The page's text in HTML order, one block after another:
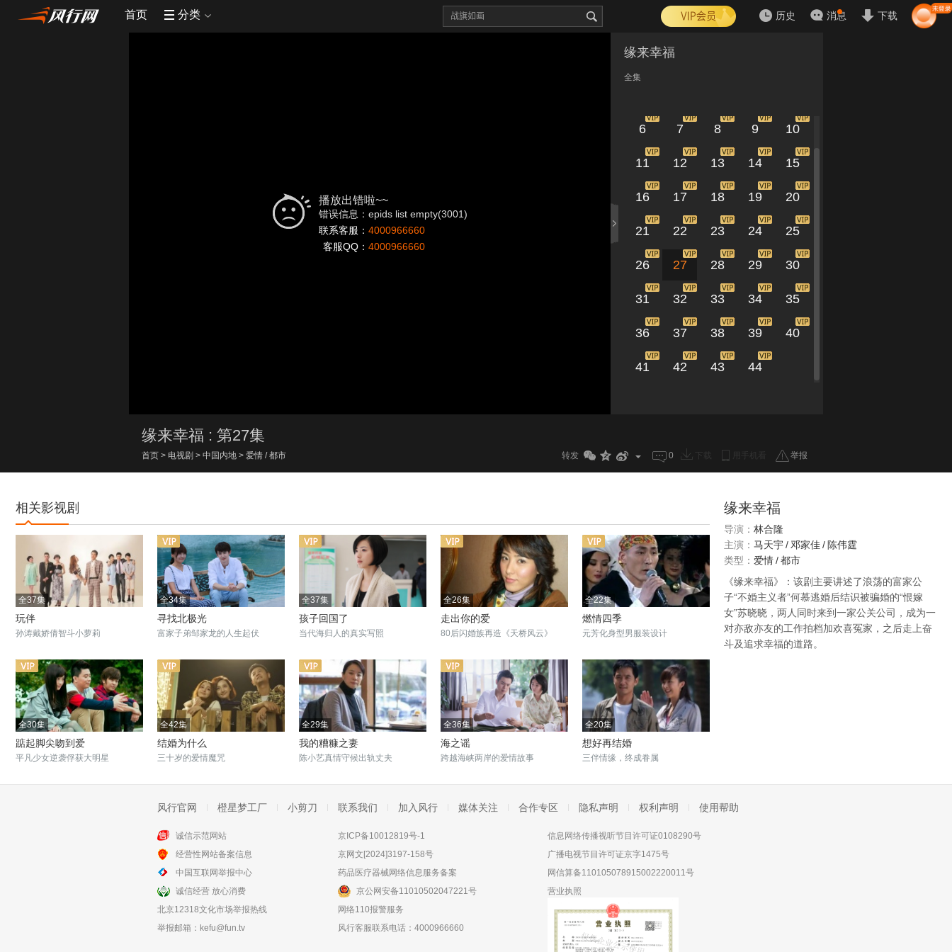
首页 分类 历史 消息 下载
播放出错啦~~
错误信息：epids list empty(3001)
联系客服： 4000966660
客服QQ： 4000966660
缘来幸福
全集
6 7 8 9 10
11 12 13 14 15
16 17 18 19 20
21 22 23 24 25
26 27 28 29 30
31 32 33 34 35
36 37 38 39 40
41 42 43 44
缘来幸福 : 第27集
首页 > 电视剧 > 中国内地 > 爱情 / 都市 转发 0 举报
相关影视剧
全37集
玩伴
孙涛戴娇倩智斗小萝莉
全34集
寻找北极光
富家子弟邹家龙的人生起伏
全37集
孩子回国了
当代海归人的真实写照
全26集
走出你的爱
80后闪婚族再造《天桥风云》
全22集
燃情四季
元芳化身型男服装设计
全30集
踮起脚尖吻到爱
平凡少女逆袭俘获大明星
全42集
结婚为什么
三十岁的爱情魔咒
全29集
我的糟糠之妻
陈小艺真情守候出轨丈夫
全36集
海之谣
跨越海峡两岸的爱情故事
全20集
想好再结婚
三伴情缘，终成眷属
全20集
离婚进行时
缘来幸福
导演： 林合隆
主演： 马天宇/邓家佳/ 陈伟霆
类型： 爱情/都市
《缘来幸福》：该剧主要讲述了浪荡的富家公
子“不婚主义者”何慕逃婚后结识被骗婚的“恨嫁
女”苏晓晓，两人同时来到一家公关公司，成为一
对亦敌亦友的工作拍档加欢喜冤家，之后走上奋
斗及追求幸福的道路。
风行官网 橙星梦工厂 小剪刀 联系我们 加入风行 媒体关注 合作专区 隐私声明 权利声明 使用帮助
诚信示范网站
经营性网站备案信息
中国互联网举报中心
诚信经营 放心消费
北京12318文化市场举报热线
举报邮箱： kefu@fun.tv
京ICP备10012819号-1
京网文[2024]3197-158号
药品医疗器械网络信息服务备案
京公网安备11010502047221号
网络110报警服务
风行客服联系电话：4000966660
信息网络传播视听节目许可证0108290号
广播电视节目许可证京字1475号
网信算备110105078915002220011号
营业执照